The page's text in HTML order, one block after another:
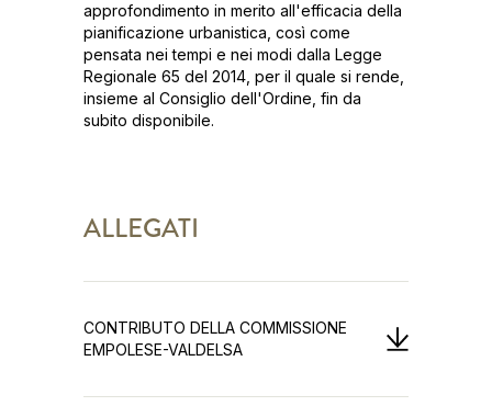
approfondimento in merito all'efficacia della
pianificazione urbanistica, così come
pensata nei tempi e nei modi dalla Legge
Regionale 65 del 2014, per il quale si rende,
insieme al Consiglio dell'Ordine, fin da
subito disponibile.
ALLEGATI
CONTRIBUTO DELLA COMMISSIONE
EMPOLESE-VALDELSA